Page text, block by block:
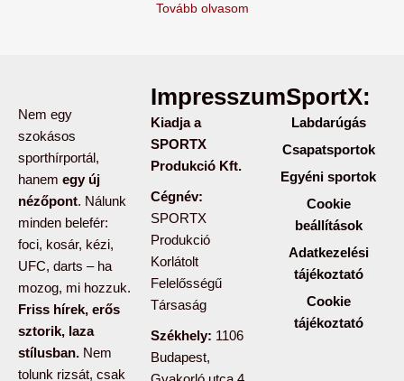
Tovább olvasom
Nem egy
szokásos
sporthírportál,
hanem egy új
nézőpont. Nálunk
minden belefér:
foci, kosár, kézi,
UFC, darts – ha
mozog, mi hozzuk.
Friss hírek, erős
sztorik, laza
stílusban. Nem
tolunk rizsát, csak
Impresszum:
Kiadja a
SPORTX
Produkció Kft.
Cégnév:
SPORTX
Produkció
Korlátolt
Felelősségű
Társaság
Székhely: 1106
Budapest,
SportX:
Labdarúgás
Csapatsportok
Egyéni sportok
Cookie
beállítások
Adatkezelési
tájékoztató
Cookie
tájékoztató